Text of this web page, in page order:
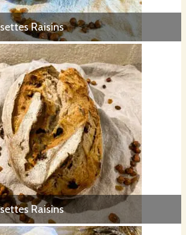
Raisins
Raisins